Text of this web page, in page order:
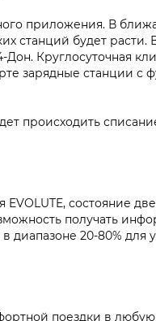
приложения. В
станций будет расти.
Круглосуточная
зарядные станции с
происходить
состояние
получать
20-80% для
поездки в любую